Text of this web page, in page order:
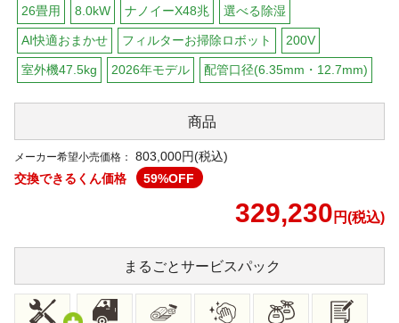
26畳用 8.0kW ナノイーX48兆 選べる除湿
AI快適おまかせ フィルターお掃除ロボット 200V
室外機47.5kg 2026年モデル 配管口径(6.35mm・12.7mm)
商品
メーカー希望小売価格：
803,000円(税込)
交換できるくん価格
59%OFF
329,230 円(税込)
まるごとサービスパック